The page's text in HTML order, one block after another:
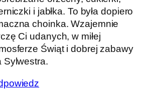
i jabłka. To była dopiero
choinka. Wzajemnie
Ci udanych, w miłej
Świąt i dobrej zabawy
Sylwestra.